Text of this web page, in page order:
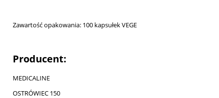
Zawartość opakowania: 100 kapsułek VEGE
Producent:
MEDICALINE
OSTRÓWIEC 150